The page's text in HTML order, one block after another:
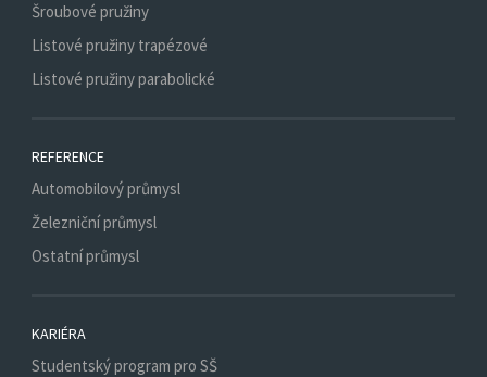
Šroubové pružiny
Listové pružiny trapézové
Listové pružiny parabolické
REFERENCE
Automobilový průmysl
Železniční průmysl
Ostatní průmysl
KARIÉRA
Studentský program pro SŠ